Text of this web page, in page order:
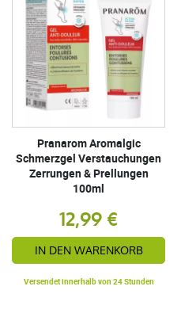
Pranarom Aromalgic
Schmerzgel Verstauchungen
Zerrungen & Prellungen
100ml
12,99 €
IN DEN WARENKORB
Versendet innerhalb von 24 Stunden